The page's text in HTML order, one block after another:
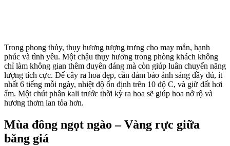
Trong phong thủy, thụy hương tượng trưng cho may mắn, hạnh
phúc và tình yêu. Một chậu thụy hương trong phòng khách không
chỉ làm không gian thêm duyên dáng mà còn giúp luân chuyển năng
lượng tích cực. Để cây ra hoa đẹp, cần đảm bảo ánh sáng đầy đủ, ít
nhất 6 tiếng mỗi ngày, nhiệt độ ổn định trên 10 độ C, và giữ đất hơi
ẩm. Một chút phân kali trước thời kỳ ra hoa sẽ giúp hoa nở rộ và
hương thơm lan tỏa hơn.
Mùa đông ngọt ngào – Vàng rực giữa
băng giá